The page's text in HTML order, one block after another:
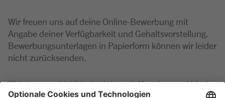
Wir freuen uns auf deine Online-Bewerbung mit
Angabe deiner Verfügbarkeit und Gehaltsvorstellung.
Bewerbungsunterlagen in Papierform können wir leider
nicht zurücksenden.
Wir betonen ausdrücklich, dass bei uns alle Menschen - unabhängig
von Geschlecht/geschlechtlicher Identität, ethnischer Herkunft und